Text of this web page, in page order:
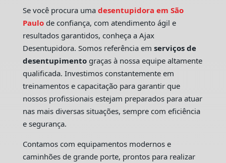
Se você procura uma desentupidora em São
Paulo de confiança, com atendimento ágil e
resultados garantidos, conheça a Ajax
Desentupidora. Somos referência em serviços de
desentupimentograças à nossa equipe altamente
qualificada. Investimos constantemente em
treinamentos e capacitação para garantir que
nossos profissionais estejam preparados para atuar
nas mais diversas situações, sempre com eficiência
e segurança.
Contamos com equipamentos modernos e
caminhões de grande porte, prontos para realizar